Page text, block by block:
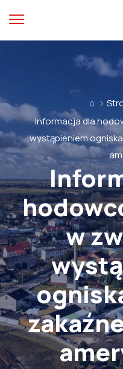
⌂
Informacja dla
wystąpieniem
w